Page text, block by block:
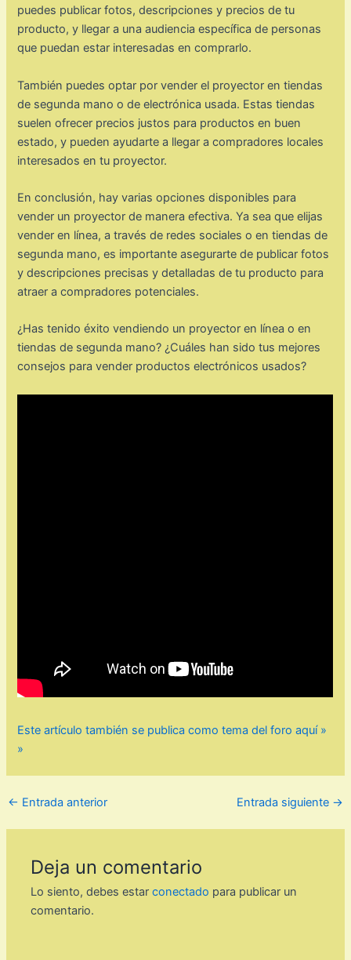
puedes publicar fotos, descripciones y precios de tu
producto, y llegar a una audiencia específica de personas
que puedan estar interesadas en comprarlo.
También puedes optar por vender el proyector en tiendas
de segunda mano o de electrónica usada. Estas tiendas
suelen ofrecer precios justos para productos en buen
estado, y pueden ayudarte a llegar a compradores locales
interesados en tu proyector.
En conclusión, hay varias opciones disponibles para
vender un proyector de manera efectiva. Ya sea que elijas
vender en línea, a través de redes sociales o en tiendas de
segunda mano, es importante asegurarte de publicar fotos
y descripciones precisas y detalladas de tu producto para
atraer a compradores potenciales.
¿Has tenido éxito vendiendo un proyector en línea o en
tiendas de segunda mano? ¿Cuáles han sido tus mejores
consejos para vender productos electrónicos usados?
Este artículo también se publica como tema del foro aquí »
»
← Entrada anterior Entrada siguiente →
Deja un comentario
Lo siento, debes estarconectado para publicar un
comentario.